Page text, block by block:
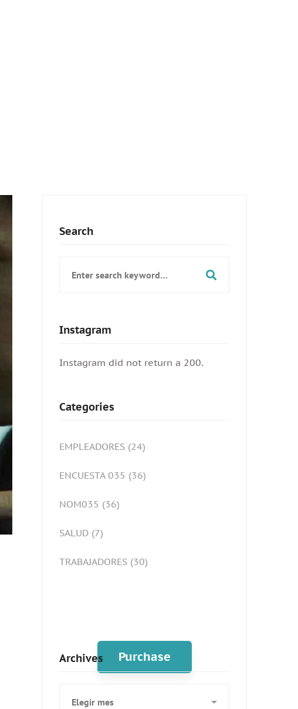
Search
for:
Instagram
Instagram did not return a 200.
Categories
EMPLEADORES (24)
ENCUESTA 035 (36)
NOM035 (36)
SALUD (7)
TRABAJADORES (30)
Purchase
Archives